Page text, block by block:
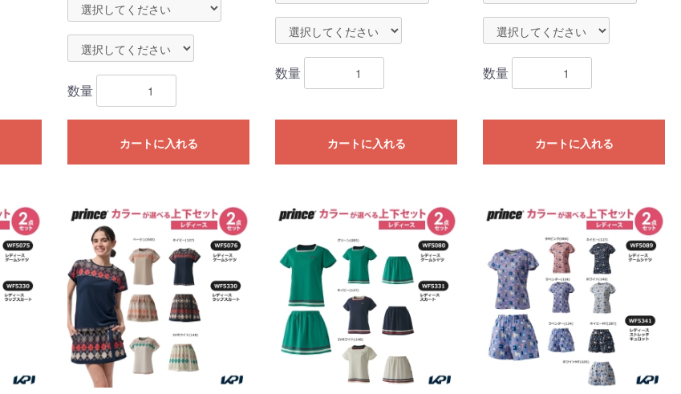
数量
カートに入れる
数量
カートに入れる
数量
カートに入れる